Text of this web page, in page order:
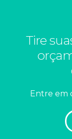
Tire
Entre em